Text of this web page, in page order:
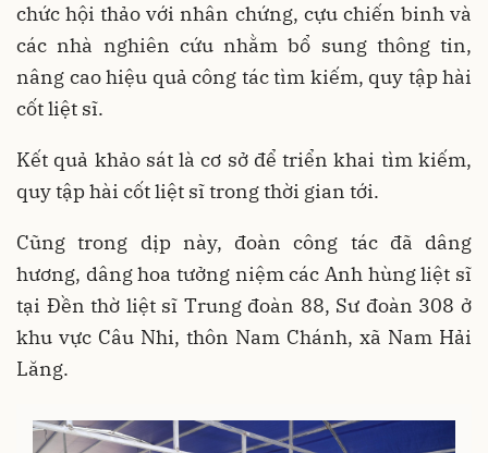
chức hội thảo với nhân chứng, cựu chiến binh và
các nhà nghiên cứu nhằm bổ sung thông tin,
nâng cao hiệu quả công tác tìm kiếm, quy tập hài
cốt liệt sĩ.
Kết quả khảo sát là cơ sở để triển khai tìm kiếm,
quy tập hài cốt liệt sĩ trong thời gian tới.
Cũng trong dịp này, đoàn công tác đã dâng
hương, dâng hoa tưởng niệm các Anh hùng liệt sĩ
tại Đền thờ liệt sĩ Trung đoàn 88, Sư đoàn 308 ở
khu vực Câu Nhi, thôn Nam Chánh, xã Nam Hải
Lăng.